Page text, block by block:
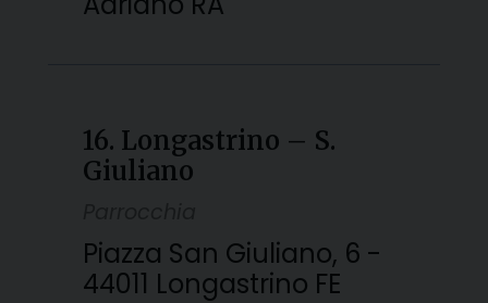
16. Longastrino – S.
Giuliano
Piazza San Giuliano, 6 -
44011 Longastrino FE